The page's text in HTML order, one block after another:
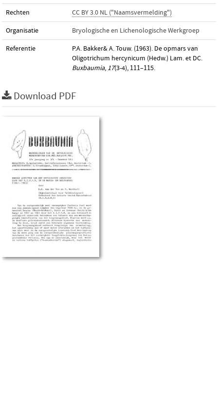
Rechten CC BY 3.0 NL ("Naamsvermelding")
Organisatie Bryologische en Lichenologische Werkgroep
Referentie
P.A. Bakker& A. Touw. (1963). De opmars van
Oligotrichum hercynicum (Hedw.) Lam. et DC.
Buxbaumia, 17(3-4), 111–115.
Download PDF